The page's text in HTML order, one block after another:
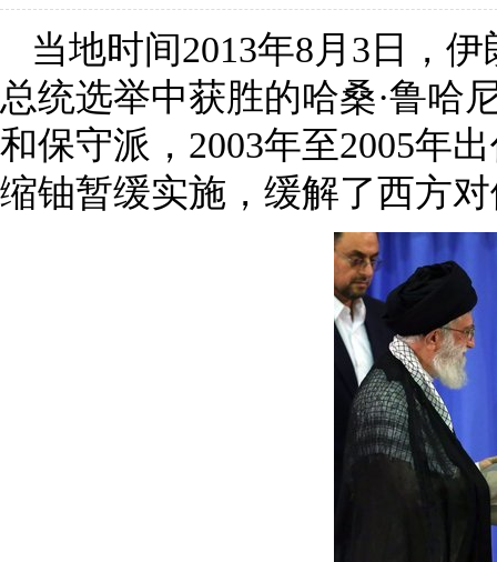
当地时间2013年8月3日，
总统选举中获胜的哈桑·鲁哈
和保守派，2003年至2005年
缩铀暂缓实施，缓解了西方